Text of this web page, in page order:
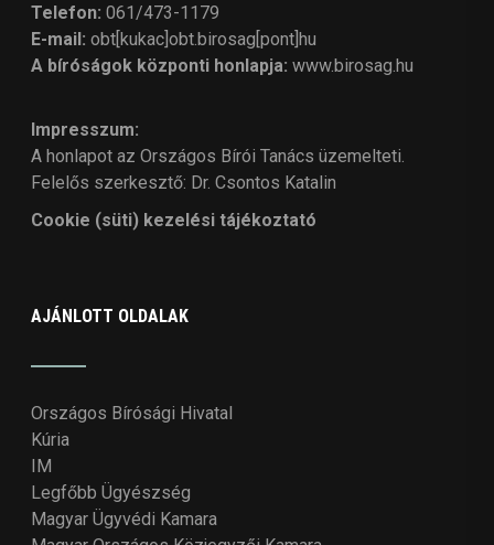
Telefon: 061/473-1179
E-mail: obt[kukac]obt.birosag[pont]hu
A bíróságok központi honlapja: www.birosag.hu
Impresszum:
A honlapot az Országos Bírói Tanács üzemelteti.
Felelős szerkesztő: Dr. Csontos Katalin
Cookie (süti) kezelési tájékoztató
AJÁNLOTT OLDALAK
Országos Bírósági Hivatal
Kúria
IM
Legfőbb Ügyészség
Magyar Ügyvédi Kamara